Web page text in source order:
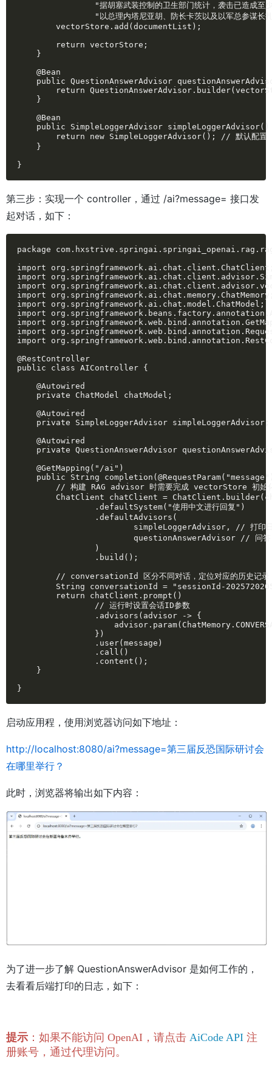
"据胡塞武装控制的卫生部门统计，袭击已造成至少 4
"以总理内塔尼亚胡、防长卡茨以及以军总参谋长扎米尔
vectorStore.add(documentList);
return vectorStore;
}
@Bean
public QuestionAnswerAdvisor
return
}
@Bean
public SimpleLoggerAdvisor simpleLoggerAdvisor()
return new SimpleLoggerAdvisor(); // 默认配置
}
}
第三步：实现一个 controller，通过 /ai?message= 接口发
起对话，如下：
package
import
import
import
import
import org.springframework.ai.chat.model.ChatModel;
import
import
import
import
@RestController
public class AIController {
@Autowired
private ChatModel chatModel;
@Autowired
private SimpleLoggerAdvisor simpleLoggerAdvisor;
@Autowired
private QuestionAnswerAdvisor
@GetMapping("/ai")
public String
// 构建 RAG advisor 时需要完成 vectorStore 初始
ChatClient chatClient =
.defaultSystem("使用中文进行回复")
.defaultAdvisors(
simpleLoggerAdvisor, // 打印日志
questionAnswerAdvisor // 问答
)
.build();
// conversationId 区分不同对话，定位对应的历史记录
String conversationId = "sessionId-
return chatClient.prompt()
// 运行时设置会话ID参数
.advisors(advisor -> {
})
.user(message)
.call()
.content();
}
}
启动应用程，使用浏览器访问如下地址：
http://localhost:8080/ai?message=第三届反恐国际研讨会
在哪里举行？
此时，浏览器将输出如下内容：
为了进一步了解 QuestionAnswerAdvisor 是如何工作的，
去看看后端打印的日志，如下：
提示 ：如果不能访问 OpenAI，请点击 AiCode API 注
册账号，通过代理访问。